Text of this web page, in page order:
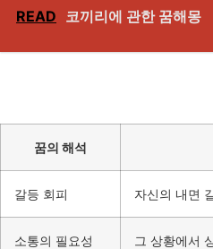
READ 코끼리에 관한 꿈해몽
꿈의 해석
갈등 회피 자신의 내면
소통의 필요성
그 상황에서